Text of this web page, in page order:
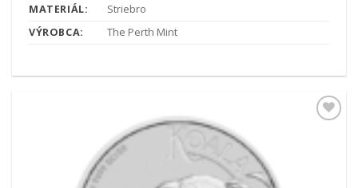
MATERIÁL:
Striebro
VÝROBCA:
The Perth Mint